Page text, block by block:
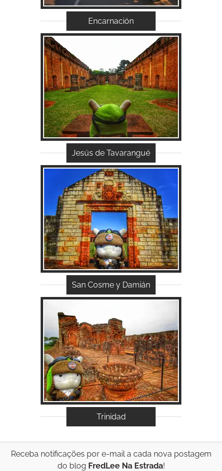
Encarnación
Acessar...
Jesús de Tavarangué
Acessar...
San Cosme y Damián
Acessar...
Trinidad
Receba notificações por e-mail a cada nova postagem
do blog FredLee Na Estrada!